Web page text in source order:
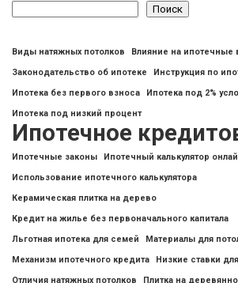
Поиск
Виды натяжных потолков
Влияние на ипотечные
Законодательство об ипотеке
Инструкция по
Ипотека без первого взноса
Ипотека под 2%
Ипотека под низкий процент
Ипотечное
Ипотечные законы
Ипотечный калькулятор
Использование ипотечного калькулятора
Керамическая плитка на дерево
Кредит на жилье без первоначального капитала
Льготная ипотека для семей
Материалы для
Механизм ипотечного кредита
Низкие ставки
Отличия натяжных потолков
Плитка на